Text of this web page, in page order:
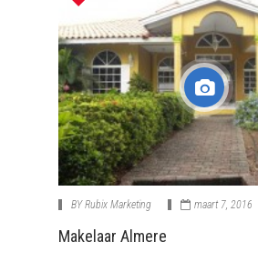
BYRubix Marketing maart 7, 2016
Makelaar Almere